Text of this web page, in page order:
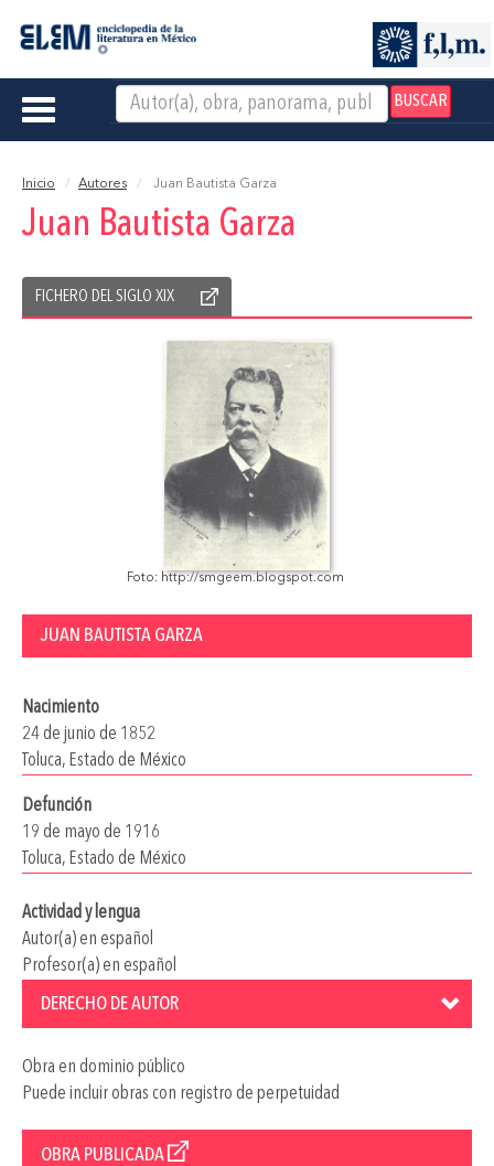
BUSCAR
Toggle
Inicio Autores Juan Bautista Garza
Juan Bautista Garza
FICHERO DEL SIGLO XIX
Foto: http://smgeem.blogspot.com
JUAN BAUTISTA GARZA
Nacimiento
24 de junio de 1852
Toluca, Estado de México
Defunción
19 de mayo de 1916
Toluca, Estado de México
Actividad y lengua
Autor(a) en español
Profesor(a) en español
DERECHO DE AUTOR
Obra en dominio público
Puede incluir obras con registro de perpetuidad
OBRA PUBLICADA